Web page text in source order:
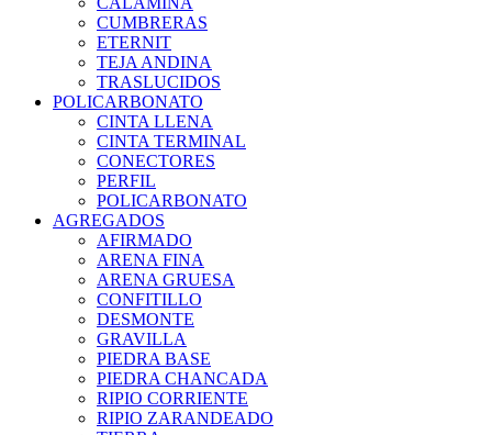
CUMBRERAS
ETERNIT
TEJA ANDINA
TRASLUCIDOS
POLICARBONATO
CINTA LLENA
CINTA TERMINAL
CONECTORES
PERFIL
POLICARBONATO
AGREGADOS
AFIRMADO
ARENA FINA
ARENA GRUESA
CONFITILLO
DESMONTE
GRAVILLA
PIEDRA BASE
PIEDRA CHANCADA
RIPIO CORRIENTE
RIPIO ZARANDEADO